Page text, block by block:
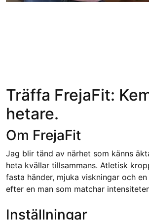
Träffa FrejaFit:
hetare.
Om FrejaFit
Jag blir tänd av närhet som känns
heta kvällar tillsammans. Atletisk
fasta händer, mjuka viskningar och
efter en man som matchar
Inställningar